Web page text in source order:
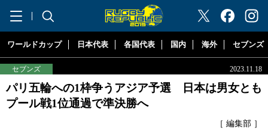
"ラグビーリパブリック"
ワールドカップ 日本代表 各国代表 国内 海外 セブンズ
セブンズ 2023.11.18
パリ五輪への1枠争うアジア予選 日本は男女とも
プール戦1位通過で準決勝へ
［ 編集部 ］